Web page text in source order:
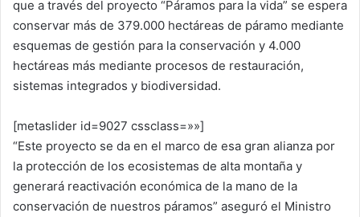
que a través del proyecto “Páramos para la vida” se espera
conservar más de 379.000 hectáreas de páramo mediante
esquemas de gestión para la conservación y 4.000
hectáreas más mediante procesos de restauración,
sistemas integrados y biodiversidad.
[metaslider id=9027 cssclass=»»]
“Este proyecto se da en el marco de esa gran alianza por
la protección de los ecosistemas de alta montaña y
generará reactivación económica de la mano de la
conservación de nuestros páramos” aseguró el Ministro